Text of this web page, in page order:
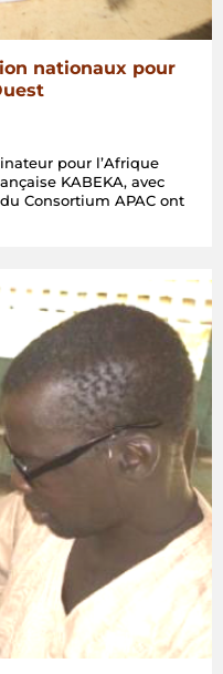
nationaux pour
pour l’Afrique
KABEKA, avec
Consortium APAC ont
»